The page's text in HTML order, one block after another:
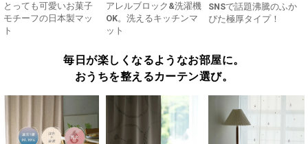
とっても可愛いお菓子
モチーフの日本製マッ
ト
アレルブロック&洗濯機
OK。洗えるキッチンマ
ット
SNSで話題沸騰のふか
ぴた極厚タイプ！
毎日が楽しくなるようなお部屋に。
おうちを整えるカーテン選び。